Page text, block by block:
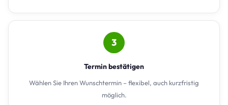
3
Termin bestätigen
Wählen Sie Ihren Wunschtermin – flexibel, auch kurzfristig
möglich.